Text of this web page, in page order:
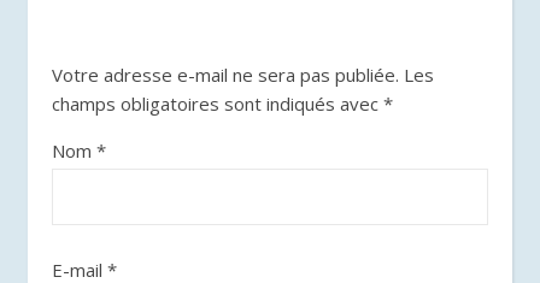
Votre adresse e-mail ne sera pas publiée. Les
champs obligatoires sont indiqués avec *
Nom *
E-mail *